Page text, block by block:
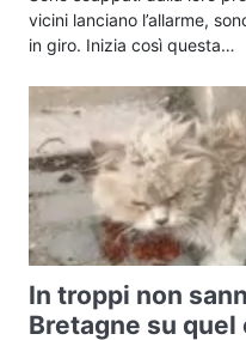
vicini lanciano l’allarme,
in giro. Inizia così questa…
In troppi non
Bretagne su